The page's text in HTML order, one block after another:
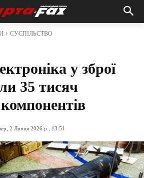
СУСПІЛЬСТВО
у зброї
35 тисяч
2 Липня 2026 р., 13:51